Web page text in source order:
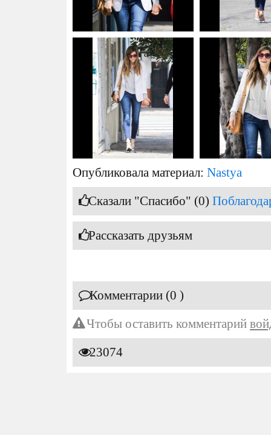
Опубликовала материал: Nastya
Сказали "Спасибо" (0)
Рассказать друзьям
Комментарии (0 )
Чтобы оставить комментарий
23074